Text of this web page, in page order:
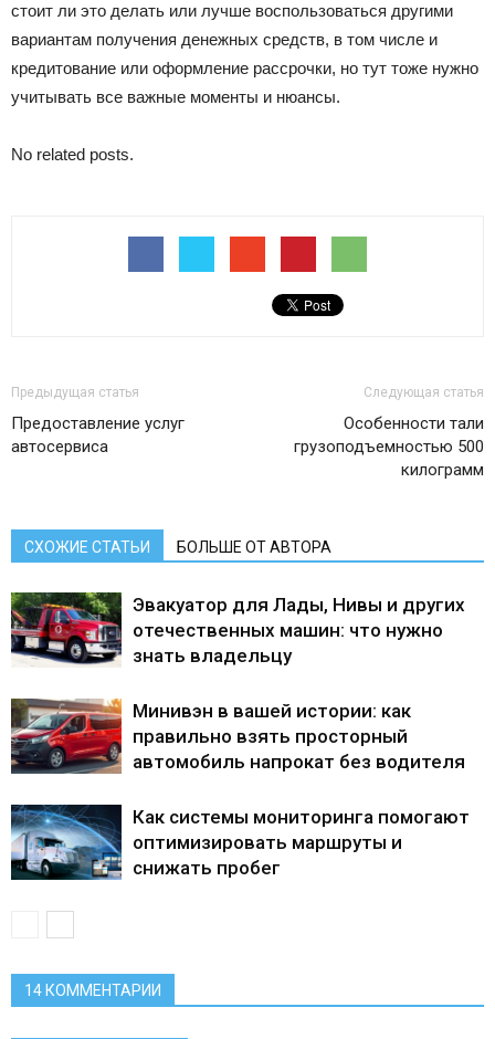
стоит ли это делать или лучше воспользоваться другими
вариантам получения денежных средств, в том числе и
кредитование или оформление рассрочки, но тут тоже нужно
учитывать все важные моменты и нюансы.
No related posts.
Предыдущая статья
Предоставление услуг
автосервиса
Следующая статья
Особенности тали
грузоподъемностью 500
килограмм
СХОЖИЕ СТАТЬИ БОЛЬШЕ ОТ АВТОРА
Эвакуатор для Лады, Нивы и других
отечественных машин: что нужно
знать владельцу
Минивэн в вашей истории: как
правильно взять просторный
автомобиль напрокат без водителя
Как системы мониторинга помогают
оптимизировать маршруты и
снижать пробег
14 КОММЕНТАРИИ